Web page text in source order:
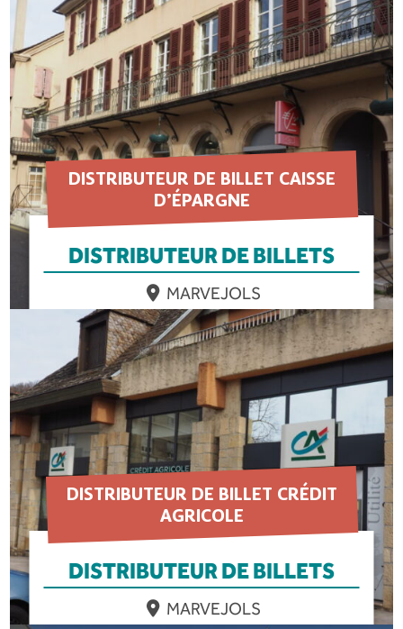
DISTRIBUTEUR DE BILLET CAISSE
D’ÉPARGNE
DISTRIBUTEUR DE BILLETS
MARVEJOLS
EN SAVOIR PLUS
DISTRIBUTEUR DE BILLET CRÉDIT
AGRICOLE
DISTRIBUTEUR DE BILLETS
MARVEJOLS